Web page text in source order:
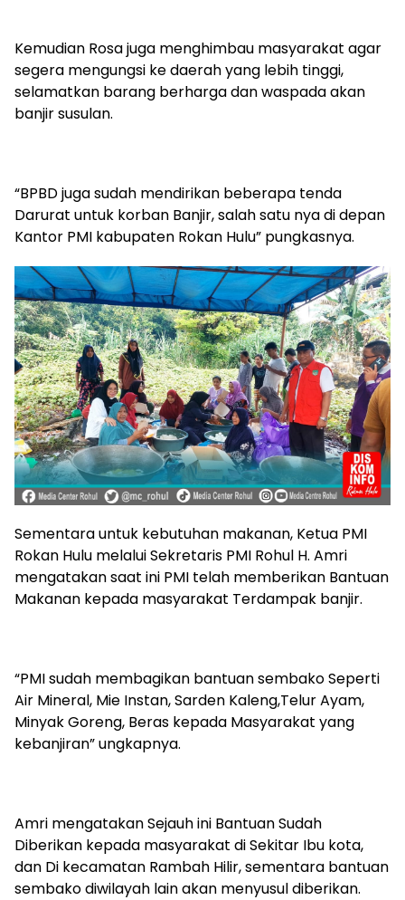
Kemudian Rosa juga menghimbau masyarakat agar
segera mengungsi ke daerah yang lebih tinggi,
selamatkan barang berharga dan waspada akan
banjir susulan.
“BPBD juga sudah mendirikan beberapa tenda
Darurat untuk korban Banjir, salah satu nya di depan
Kantor PMI kabupaten Rokan Hulu” pungkasnya.
Sementara untuk kebutuhan makanan, Ketua PMI
Rokan Hulu melalui Sekretaris PMI Rohul H. Amri
mengatakan saat ini PMI telah memberikan Bantuan
Makanan kepada masyarakat Terdampak banjir.
“PMI sudah membagikan bantuan sembako Seperti
Air Mineral, Mie Instan, Sarden Kaleng,Telur Ayam,
Minyak Goreng, Beras kepada Masyarakat yang
kebanjiran” ungkapnya.
Amri mengatakan Sejauh ini Bantuan Sudah
Diberikan kepada masyarakat di Sekitar Ibu kota,
dan Di kecamatan Rambah Hilir, sementara bantuan
sembako diwilayah lain akan menyusul diberikan.